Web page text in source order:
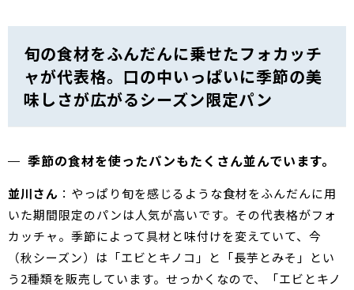
旬の食材をふんだんに乗せたフォカッチ
ャが代表格。口の中いっぱいに季節の美
味しさが広がるシーズン限定パン
季節の食材を使ったパンもたくさん並んでいます。
並川さん ：やっぱり旬を感じるような食材をふんだんに用
いた期間限定のパンは人気が高いです。その代表格がフォ
カッチャ。季節によって具材と味付けを変えていて、今
（秋シーズン）は「エビとキノコ」と「長芋とみそ」とい
う2種類を販売しています。せっかくなので、「エビとキノ